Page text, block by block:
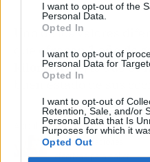
I want to opt-out of the
Personal Data.
Opted In
I want to opt-out of
Personal Data for
Opted In
I want to opt-out of
Retention, Sale, and/or
Personal Data that Is
Purposes for which it
Opted Out
Uno de los valores
ofrecen 1 año de
kilometraje , lo que es
buen estado de sus
Artículo anterior
Recomendaciones
efectivas para saber